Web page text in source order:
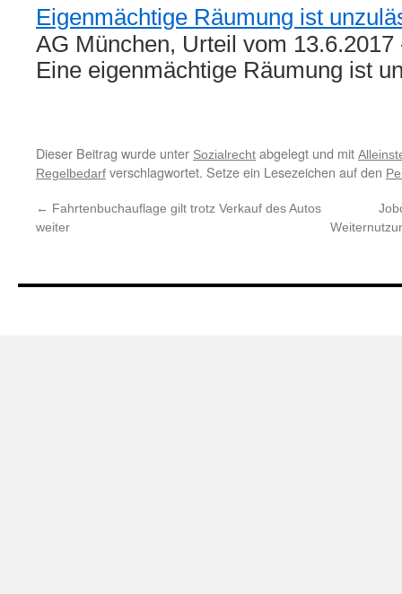
Eigenmächtige Räumung ist
AG München, Urteil vom 13.6.2017
Eine eigenmächtige Räumung ist
Dieser Beitrag wurde unter Sozialrecht abgelegt und mit
Regelbedarf verschlagwortet. Setze ein Lesezeichen auf den
← Fahrtenbuchauflage gilt trotz Verkauf des Autos
weiter